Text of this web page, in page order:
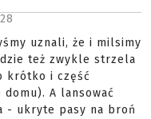
uznali, że i milsimy
też zwykle strzela
krótko i część
A lansować
- ukryte pasy na broń